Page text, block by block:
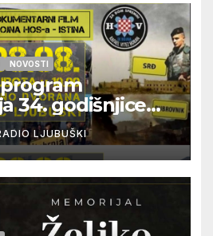
NOVOSTI
34. godišnjice
Blaža
a
LJUBUŠKI